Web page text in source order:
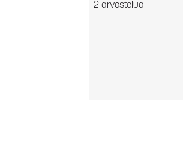
2 arvostelua